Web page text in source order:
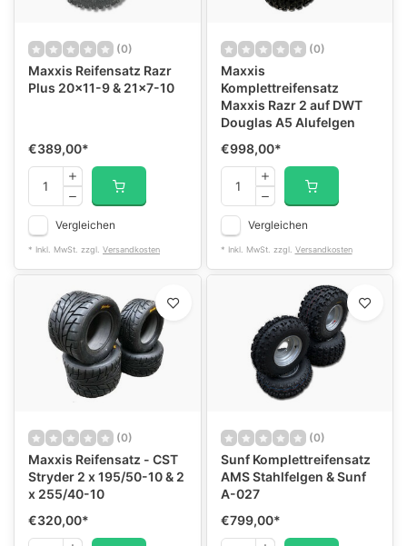
(0)
Maxxis Reifensatz Razr
Plus 20x11-9 & 21x7-10
€389,00*
Vergleichen
* Inkl. MwSt. zzgl. Versandkosten
(0)
Maxxis
Komplettreifensatz
Maxxis Razr 2 auf DWT
Douglas A5 Alufelgen
€998,00*
Vergleichen
* Inkl. MwSt. zzgl. Versandkosten
(0)
Maxxis Reifensatz - CST
Stryder 2 x 195/50-10 & 2
x 255/40-10
€320,00*
(0)
Sunf Komplettreifensatz
AMS Stahlfelgen & Sunf
A-027
€799,00*